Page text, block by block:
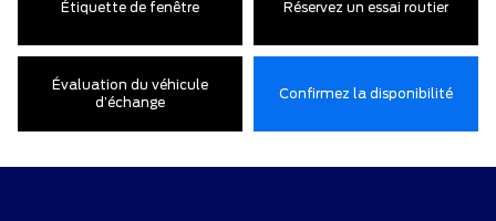
Étiquette de fenêtre Réservez un essai routier
Évaluation du véhicule
d’échange
Confirmez la disponibilité